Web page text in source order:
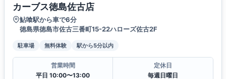
カーブス徳島佐古店
鮎喰駅から車で6分
徳島県徳島市佐古三番町15-22ハローズ佐古2F
駐車場 無料体験 駅から5分以内
営業時間
平日 10:00〜13:00
定休日
毎週日曜日